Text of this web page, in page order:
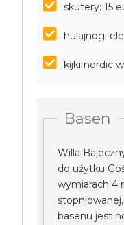
skutery: 15
hulajnogi
kijki nordic
Basen
Willa
do użytku
wymiarach 4
basenu jest